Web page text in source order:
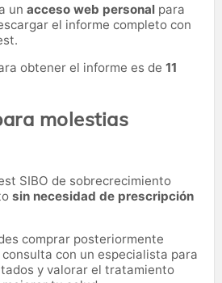
un acceso web personal para
el informe completo con
obtener el informe es de 11
molestias
SIBO de sobrecrecimiento
sin necesidad de prescripción
comprar posteriormente
consulta con un especialista para
y valorar el tratamiento